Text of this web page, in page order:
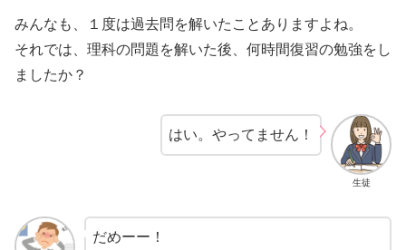
みんなも、１度は過去問を解いたことありますよね。
それでは、理科の問題を解いた後、何時間復習の勉強をし
ましたか？
生徒
はい。やってません！
だめーー！